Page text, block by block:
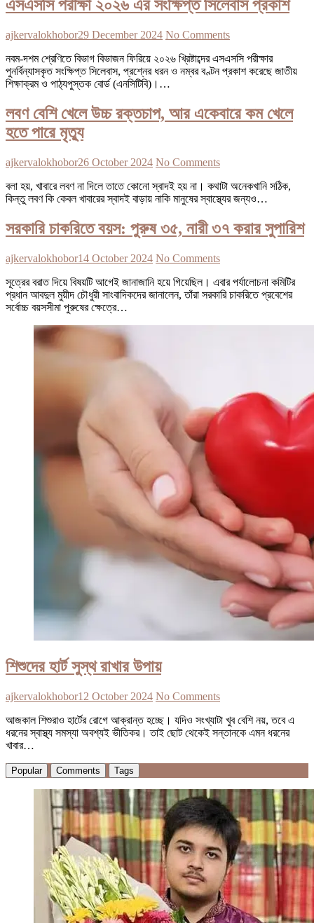
এসএসসি পরীক্ষা ২০২৬ এর সংক্ষিপ্ত সিলেবাস প্রকাশ
ajkervalokhobor29 December 2024 No Comments
নবম-দশম শ্রেণিতে বিভাগ বিভাজন ফিরিয়ে ২০২৬ খ্রিষ্টাব্দের এসএসসি পরীক্ষার
পুনর্বিন্যাসকৃত সংক্ষিপ্ত সিলেবাস, প্রশ্নের ধরন ও নম্বর বণ্টন প্রকাশ করেছে জাতীয়
শিক্ষাক্রম ও পাঠ্যপুস্তক বোর্ড (এনসিটিবি)।…
লবণ বেশি খেলে উচ্চ রক্তচাপ, আর একেবারে কম খেলে
হতে পারে মৃত্যু
ajkervalokhobor26 October 2024 No Comments
বলা হয়, খাবারে লবণ না দিলে তাতে কোনো স্বাদই হয় না। কথাটা অনেকখানি সঠিক,
কিন্তু লবণ কি কেবল খাবারের স্বাদই বাড়ায় নাকি মানুষের স্বাস্থ্যের জন্যও…
সরকারি চাকরিতে বয়স: পুরুষ ৩৫, নারী ৩৭ করার সুপারিশ
ajkervalokhobor14 October 2024 No Comments
সূত্রের বরাত দিয়ে বিষয়টি আগেই জানাজানি হয়ে গিয়েছিল। এবার পর্যালোচনা কমিটির
প্রধান আবদুল মুয়ীদ চৌধুরী সাংবাদিকদের জানালেন, তাঁরা সরকারি চাকরিতে প্রবেশের
সর্বোচ্চ বয়সসীমা পুরুষের ক্ষেত্রে…
শিশুদের হার্ট সুস্থ রাখার উপায়
ajkervalokhobor12 October 2024 No Comments
আজকাল শিশুরাও হার্টের রোগে আক্রান্ত হচ্ছে। যদিও সংখ্যাটা খুব বেশি নয়, তবে এ
ধরনের স্বাস্থ্য সমস্যা অবশ্যই ভীতিকর। তাই ছোট থেকেই সন্তানকে এমন ধরনের
খাবার…
Popular Comments Tags